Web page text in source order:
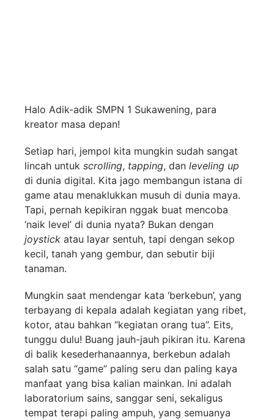
Halo Adik-adik SMPN 1 Sukawening, para
kreator masa depan!
Setiap hari, jempol kita mungkin sudah sangat
lincah untuk scrolling, tapping, dan leveling up
di dunia digital. Kita jago membangun istana di
game atau menaklukkan musuh di dunia maya.
Tapi, pernah kepikiran nggak buat mencoba
‘naik level’ di dunia nyata? Bukan dengan
joystick atau layar sentuh, tapi dengan sekop
kecil, tanah yang gembur, dan sebutir biji
tanaman.
Mungkin saat mendengar kata ‘berkebun’, yang
terbayang di kepala adalah kegiatan yang ribet,
kotor, atau bahkan “kegiatan orang tua”. Eits,
tunggu dulu! Buang jauh-jauh pikiran itu. Karena
di balik kesederhanaannya, berkebun adalah
salah satu “game” paling seru dan paling kaya
manfaat yang bisa kalian mainkan. Ini adalah
laboratorium sains, sanggar seni, sekaligus
tempat terapi paling ampuh, yang semuanya